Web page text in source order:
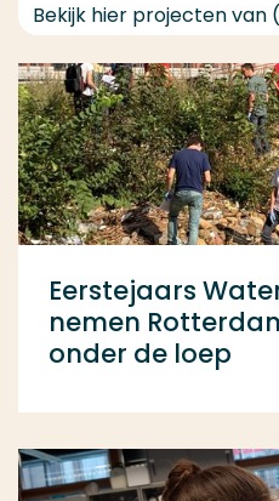
Bekijk hier projecten
Eerstejaars
nemen
onder de loep